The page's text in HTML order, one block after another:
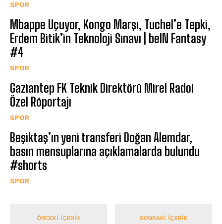
SPOR
Mbappe Uçuyor, Kongo Marşı, Tuchel’e Tepki,
Erdem Bitik’in Teknoloji Sınavı | beIN Fantasy
#4
SPOR
Gaziantep FK Teknik Direktörü Mirel Radoi
Özel Röportajı
SPOR
Beşiktaş’ın yeni transferi Doğan Alemdar,
basın mensuplarına açıklamalarda bulundu
#shorts
SPOR
ÖNCEKI İÇERIK SONRAKI İÇERIK